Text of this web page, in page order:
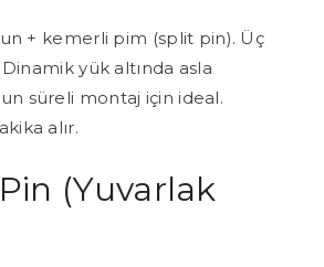
+ kemerli pim (split pin). Üç
yük altında asla
süreli montaj için ideal.
alır.
(Yuvarlak